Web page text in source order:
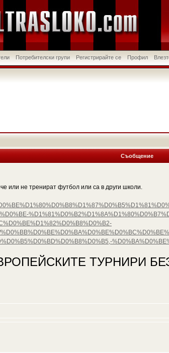
Потребителски групи Регистрирайте се Профил
Съобщение
или не тренират футбол или са в други школи.
ТУРНИРИ